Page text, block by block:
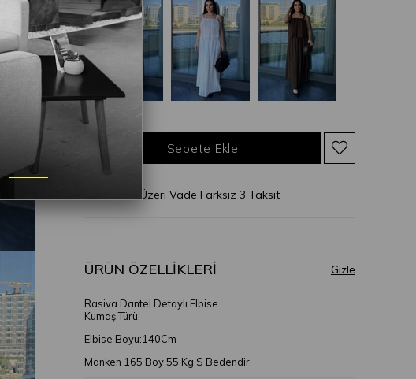
* 2.500 TL Üzeri Vade Farksız 3 Taksit
ÜRÜN ÖZELLIKLERI
Rasiva Dantel Detaylı Elbise
Kumaş Türü:
Elbise Boyu:140Cm
Manken 165 Boy 55 Kg S Bedendir